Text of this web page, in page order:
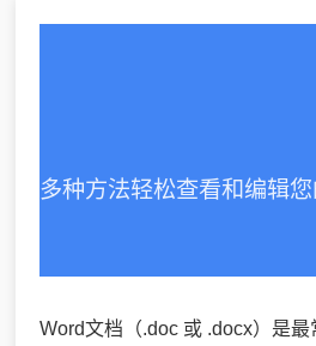
多种方法轻松查看和编辑
Word文档（.doc 或 .docx）是